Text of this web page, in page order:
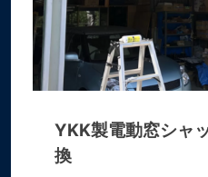
YKK製電動窓シャ
換